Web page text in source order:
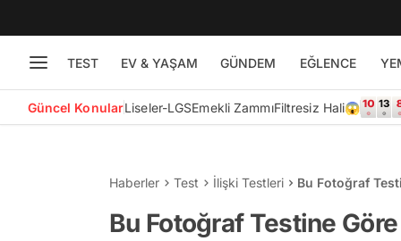
TEST EV & YAŞAM GÜNDEM EĞLENCE
Güncel KonularLiseler-LGSEmekli ZammıFiltresiz Hali😱
Haberler Test İlişki Testleri
Bu Fotoğraf
Bu Fotoğraf Testine